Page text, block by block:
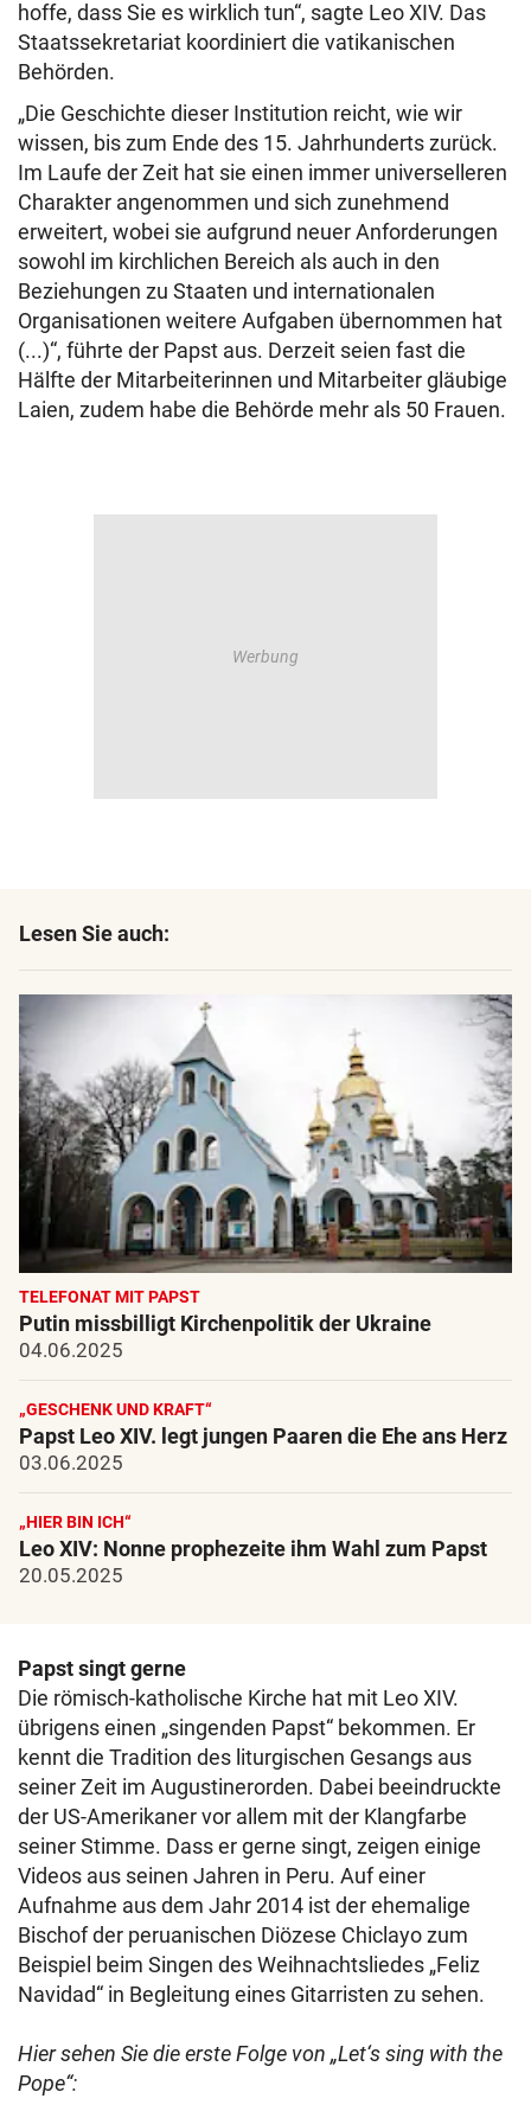
hoffe, dass Sie es wirklich tun“, sagte Leo XIV. Das
Staatssekretariat koordiniert die vatikanischen
Behörden.
„Die Geschichte dieser Institution reicht, wie wir
wissen, bis zum Ende des 15. Jahrhunderts zurück.
Im Laufe der Zeit hat sie einen immer universelleren
Charakter angenommen und sich zunehmend
erweitert, wobei sie aufgrund neuer Anforderungen
sowohl im kirchlichen Bereich als auch in den
Beziehungen zu Staaten und internationalen
Organisationen weitere Aufgaben übernommen hat
(...)“, führte der Papst aus. Derzeit seien fast die
Hälfte der Mitarbeiterinnen und Mitarbeiter gläubige
Laien, zudem habe die Behörde mehr als 50 Frauen.
Lesen Sie auch:
TELEFONAT MIT PAPST
Putin missbilligt Kirchenpolitik der Ukraine
04.06.2025
„GESCHENK UND KRAFT“
Papst Leo XIV. legt jungen Paaren die Ehe ans Herz
03.06.2025
„HIER BIN ICH“
Leo XIV: Nonne prophezeite ihm Wahl zum Papst
20.05.2025
Papst singt gerne
Die römisch-katholische Kirche hat mit Leo XIV.
übrigens einen „singenden Papst“ bekommen. Er
kennt die Tradition des liturgischen Gesangs aus
seiner Zeit im Augustinerorden. Dabei beeindruckte
der US-Amerikaner vor allem mit der Klangfarbe
seiner Stimme. Dass er gerne singt, zeigen einige
Videos aus seinen Jahren in Peru. Auf einer
Aufnahme aus dem Jahr 2014 ist der ehemalige
Bischof der peruanischen Diözese Chiclayo zum
Beispiel beim Singen des Weihnachtsliedes „Feliz
Navidad“ in Begleitung eines Gitarristen zu sehen.
Hier sehen Sie die erste Folge von „Let‘s sing with the
Pope“: